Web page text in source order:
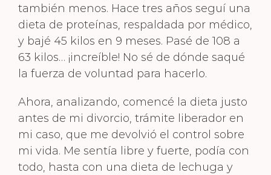
también menos. Hace tres años seguí una
dieta de proteínas, respaldada por médico,
y bajé 45 kilos en 9 meses. Pasé de 108 a
63 kilos… ¡increíble! No sé de dónde saqué
la fuerza de voluntad para hacerlo.
Ahora, analizando, comencé la dieta justo
antes de mi divorcio, trámite liberador en
mi caso, que me devolvió el control sobre
mi vida. Me sentía libre y fuerte, podía con
todo, hasta con una dieta de lechuga y